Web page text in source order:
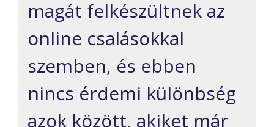
magát felkészültnek az
online csalásokkal
szemben, és ebben
nincs érdemi különbség
azok között, akiket már